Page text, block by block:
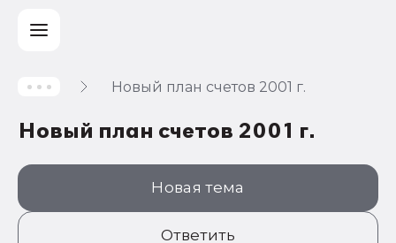
Новый план счетов 2001 г.
Новый план счетов 2001 г.
Новая тема
Ответить
Учет и
Автоматизация